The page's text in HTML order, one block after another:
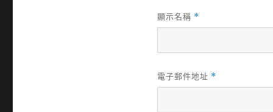
顯示名稱 *
電子郵件地址 *